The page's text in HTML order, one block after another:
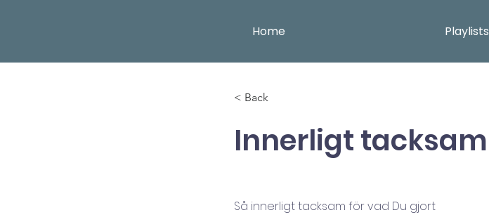
Home Playlists
< Back
Innerligt tacksam
Så innerligt tacksam för vad Du gjort